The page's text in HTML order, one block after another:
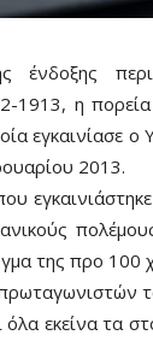
ένδοξης
1913, η
εγκαινίασε
2013.
της προ 100
όλα εκείνα τα